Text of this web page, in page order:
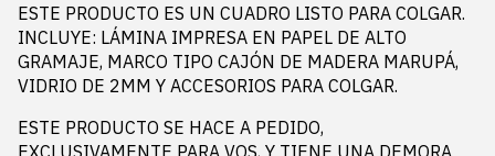
ESTE PRODUCTO ES UN CUADRO LISTO PARA COLGAR.
INCLUYE: LÁMINA IMPRESA EN PAPEL DE ALTO
GRAMAJE, MARCO TIPO CAJÓN DE MADERA MARUPÁ,
VIDRIO DE 2MM Y ACCESORIOS PARA COLGAR.
ESTE PRODUCTO SE HACE A PEDIDO,
EXCLUSIVAMENTE PARA VOS, Y TIENE UNA DEMORA